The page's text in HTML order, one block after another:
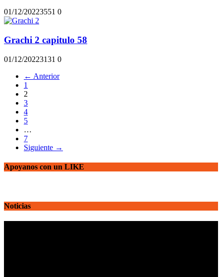
01/12/20223551 0
Grachi 2 capitulo 58
01/12/20223131 0
← Anterior
1
2
3
4
5
…
7
Siguiente →
Apoyanos con un LIKE
Noticias